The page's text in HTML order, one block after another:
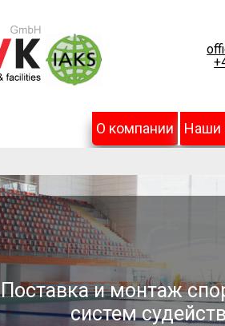
О компании Наши
Поставка и монтаж
систем